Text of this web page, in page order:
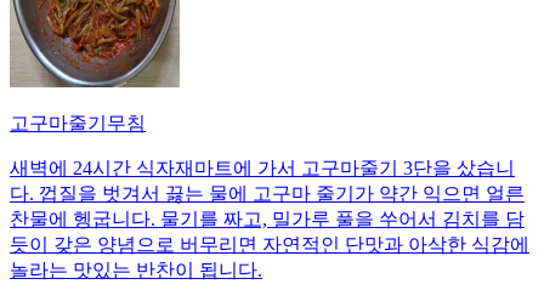
고구마줄기무침
새벽에 24시간 식자재마트에 가서 고구마줄기 3단을 샀습니
다. 껍질을 벗겨서 끓는 물에 고구마 줄기가 약간 익으면 얼른
찬물에 헹굽니다. 물기를 짜고, 밀가루 풀을 쑤어서 김치를 담
듯이 갖은 양념으로 버무리면 자연적인 단맛과 아삭한 식감에
놀라는 맛있는 반찬이 됩니다.